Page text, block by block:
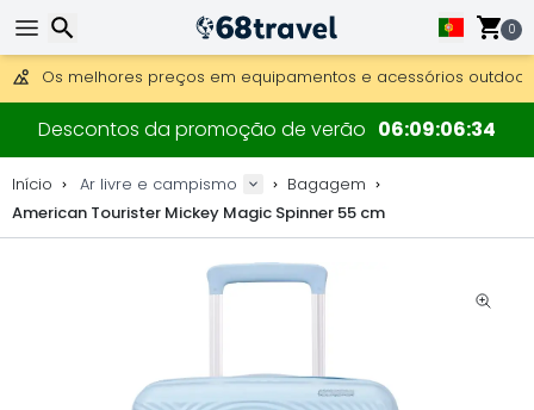
0
Obter envio gratuito para encomendas superiores a 249 €.
Overnight DHL Express também disponível.
30 dias para devolução, 90 dias para mapas de madeira e
Os melhores preços em equipamentos e acessórios outdoor.
Descontos da promoção de verão 06 09 06 33
Início Ar livre e campismo
Bagagem
American Tourister Mickey Magic Spinner 55 cm
Pesquisar
Pesquisar